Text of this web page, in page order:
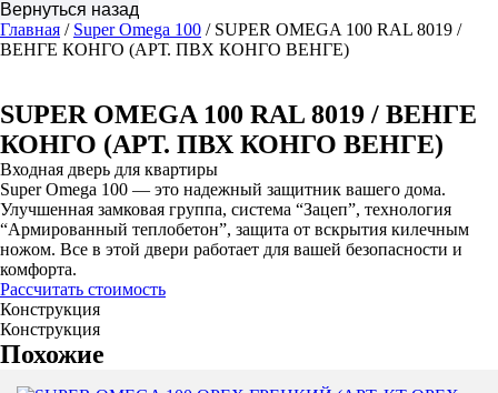
Главная / Super Omega 100 / SUPER OMEGA 100 RAL 8019 /
ВЕНГЕ КОНГО (АРТ. ПВХ КОНГО ВЕНГЕ)
SUPER OMEGA 100 RAL 8019 / ВЕНГЕ
КОНГО (АРТ. ПВХ КОНГО ВЕНГЕ)
Входная дверь для квартиры
Super Omega 100 — это надежный защитник вашего дома.
Улучшенная замковая группа, система “Зацеп”, технология
“Армированный теплобетон”, защита от вскрытия килечным
ножом. Все в этой двери работает для вашей безопасности и
комфорта.
Рассчитать стоимость
Конструкция
Конструкция
Похожие